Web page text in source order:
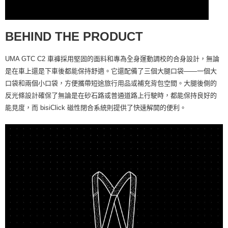
BEHIND THE PRODUCT
UMA GTC C2 車褲採用堅固的面料和專為全身運動調校的合身設計，無論
是在車上還是下車後都能保持舒適。它還配備了三個大腿口袋——一個大
口袋和兩個小口袋，方便攜帶短途旅行用品或補充背包空間。大腿後側的
反光條設計確保了無論是在砂石路或普通道路上行駛時，都能保持良好的
能見度，而 bisiClick 磁性閉合系統則提供了快速解開的便利。